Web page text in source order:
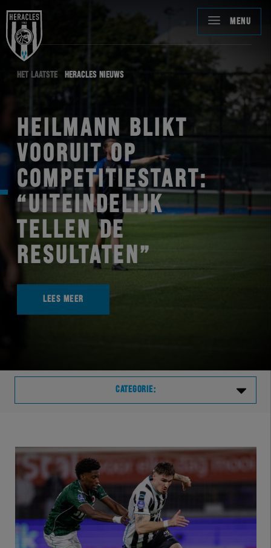
MENU
HET LAATSTE HERACLES NIEUWS
HEILMANN BLIKT
VOORUIT OP
COMPETITIESTART:
“UITEINDELIJK
TELLEN DE
RESULTATEN”
LEES MEER
CATEGORIE:
VVVHER
HERVOL